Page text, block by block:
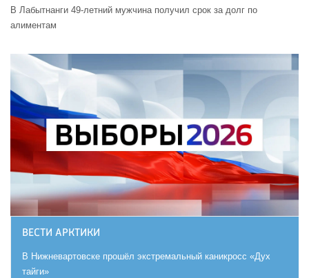
В Лабытнанги 49-летний мужчина получил срок за долг по
алиментам
ВЕСТИ АРКТИКИ
В Нижневартовске прошёл экстремальный каникросс «Дух
тайги»